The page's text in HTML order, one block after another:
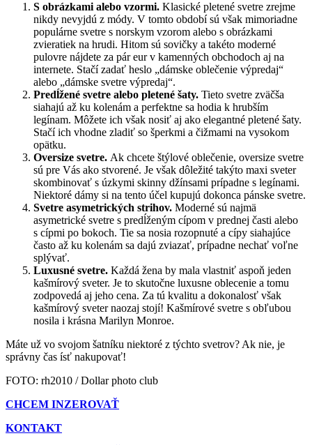
S obrázkami alebo vzormi. Klasické pletené svetre zrejme
nikdy nevyjdú z módy. V tomto období sú však mimoriadne
populárne svetre s norskym vzorom alebo s obrázkami
zvieratiek na hrudi. Hitom sú sovičky a takéto moderné
pulovre nájdete za pár eur v kamenných obchodoch aj na
internete. Stačí zadať heslo „dámske oblečenie výpredaj“
alebo „dámske svetre výpredaj“.
Predĺžené svetre alebo pletené šaty. Tieto svetre zväčša
siahajú až ku kolenám a perfektne sa hodia k hrubším
legínam. Môžete ich však nosiť aj ako elegantné pletené šaty.
Stačí ich vhodne zladiť so šperkmi a čižmami na vysokom
opätku.
Oversize svetre. Ak chcete štýlové oblečenie, oversize svetre
sú pre Vás ako stvorené. Je však dôležité takýto maxi sveter
skombinovať s úzkymi skinny džínsami prípadne s legínami.
Niektoré dámy si na tento účel kupujú dokonca pánske svetre.
Svetre asymetrických strihov. Moderné sú najmä
asymetrické svetre s predĺženým cípom v prednej časti alebo
s cípmi po bokoch. Tie sa nosia rozopnuté a cípy siahajúce
často až ku kolenám sa dajú zviazať, prípadne nechať voľne
splývať.
Luxusné svetre. Každá žena by mala vlastniť aspoň jeden
kašmírový sveter. Je to skutočne luxusne oblecenie a tomu
zodpovedá aj jeho cena. Za tú kvalitu a dokonalosť však
kašmírový sveter naozaj stojí! Kašmírové svetre s obľubou
nosila i krásna Marilyn Monroe.
Máte už vo svojom šatníku niektoré z týchto svetrov? Ak nie, je
správny čas ísť nakupovať!
FOTO: rh2010 / Dollar photo club
CHCEM INZEROVAŤ
KONTAKT